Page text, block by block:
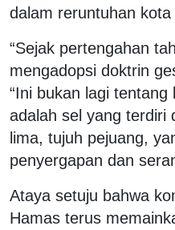
dalam reruntuhan kota
“Sejak pertengahan
mengadopsi doktrin
“Ini bukan lagi
adalah sel yang terdiri
lima, tujuh pejuang,
penyergapan dan
Ataya setuju bahwa
Hamas terus